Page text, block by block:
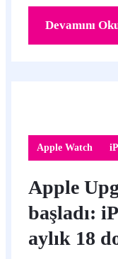
Devamını
Apple Watch
Apple
başladı:
aylık 18